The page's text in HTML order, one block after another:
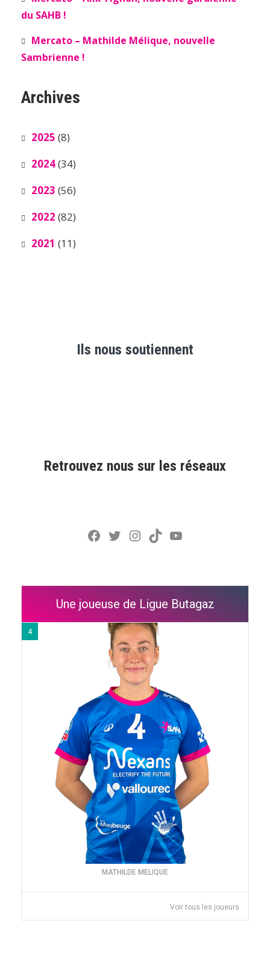
du SAHB !
Mercato – Mathilde Mélique, nouvelle
Sambrienne !
Archives
2025 (8)
2024(34)
2023 (56)
2022 (82)
2021 (11)
Ils nous soutiennent
Retrouvez nous sur les réseaux
Facebook
Twitter
Instagram
TikTokYouTube
Une joueuse de Ligue Butagaz
4
MATHILDE MELIQUE
Voir tous les joueurs